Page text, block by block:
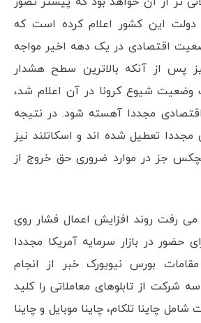
این کشور اعلام کرده است که
اقتصادی در یک دهه اخیر مواجه
پس از آنکه بالاترین سطح هشدار
شیوع کرونا در آن اعلام شد،
مجددا آهسته شود. در نتیجه
تعطیل شده اند و اسکاتلند نیز
جز در موارد ضروری حق خروج از
می رفت روند افزایش اعمال فشار روی
در بازار سرمایه آمریکا مجددا
بورس نیویورک خبر از انجام
شرکت از تابلوهای معاملاتی را کلید
چاینا تلکام، چاینا موبایل و چاینا